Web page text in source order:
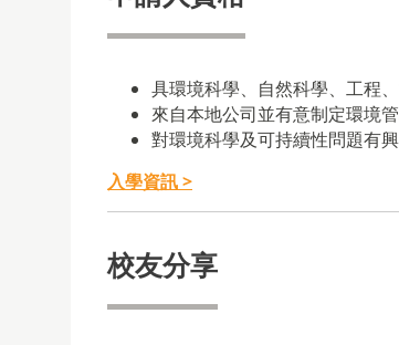
具環境科學、自然科學、工程
來自本地公司並有意制定環境
對環境科學及可持續性問題有
入學資訊 >
校友分享